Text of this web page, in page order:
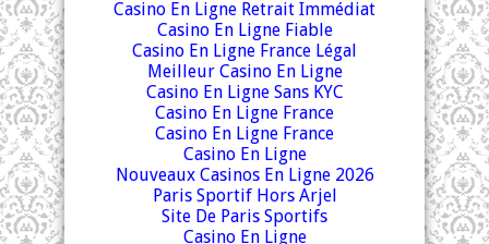
Casino En Ligne Retrait Immédiat
Casino En Ligne Fiable
Casino En Ligne France Légal
Meilleur Casino En Ligne
Casino En Ligne Sans KYC
Casino En Ligne France
Casino En Ligne France
Casino En Ligne
Nouveaux Casinos En Ligne 2026
Paris Sportif Hors Arjel
Site De Paris Sportifs
Casino En Ligne